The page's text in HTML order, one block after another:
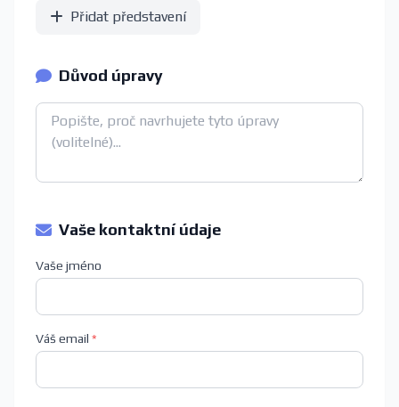
Přidat představení
Důvod úpravy
Vaše kontaktní údaje
Vaše jméno
Váš email *